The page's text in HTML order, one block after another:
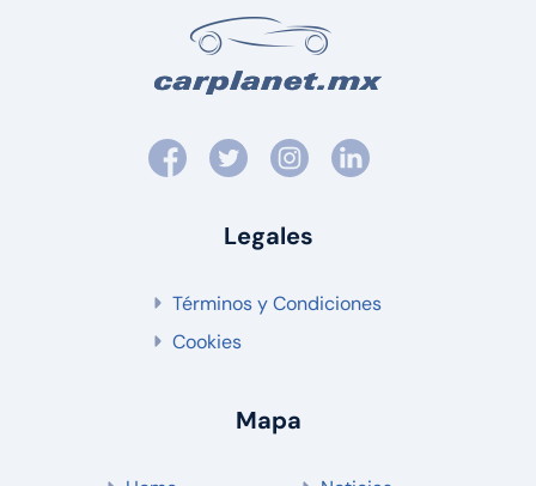
Legales
Términos y Condiciones
Cookies
Mapa